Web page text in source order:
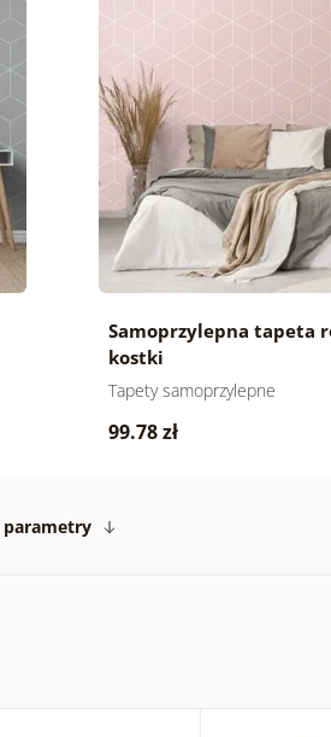
Samoprzylepna tapeta
kostki
Tapety samoprzylepne
99.78 zł